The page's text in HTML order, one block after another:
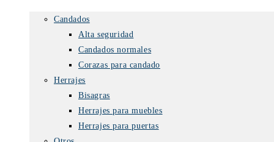
Candados
Alta seguridad
Candados normales
Corazas para candado
Herrajes
Bisagras
Herrajes para muebles
Herrajes para puertas